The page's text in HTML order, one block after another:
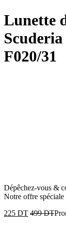
Lunette
F020/31
Dépêchez-vous &
Notre offre spéciale
225 DT 499DT